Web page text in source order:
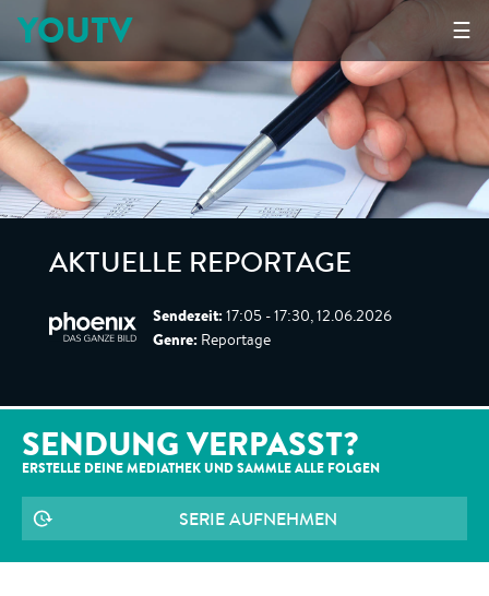
☰
YOUTV
AKTUELLE REPORTAGE
Sendezeit: 17:05 - 17:30, 12.06.2026
Genre: Reportage
SENDUNG VERPASST?
ERSTELLE DEINE MEDIATHEK UND SAMMLE ALLE FOLGEN
SERIE AUFNEHMEN